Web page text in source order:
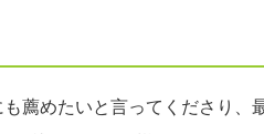
薦めたいと言ってくださり、